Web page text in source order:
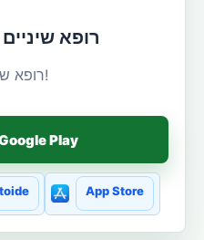
הרופא של Сhildren: רופא שיניים
רופא שיניים יעזור לך לטפל בשיניים!
Play
App Store